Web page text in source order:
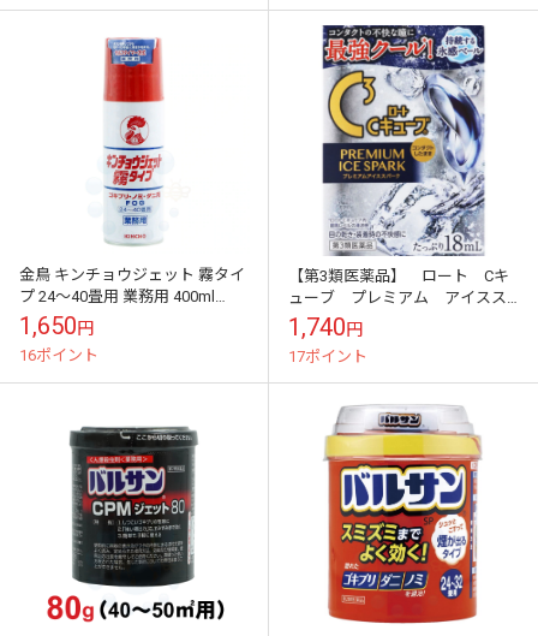
金鳥 キンチョウジェット 霧タイ
プ 24～40畳用 業務用 400ml
【第2類医薬品】 殺虫剤 屋内塵
性ダニ類 イエダニ ゴキブ...
1,650円
16ポイント
【第3類医薬品】 ロート Cキ
ューブ プレミアム アイスス
パーク (18ml) 2個 【ロー
トCキューブ】
1,740円
17ポイント